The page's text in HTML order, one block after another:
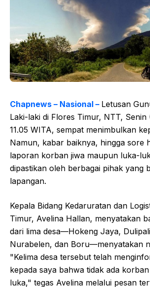
Chapnews – Nasional – Letusan
Laki-laki di Flores Timur, NTT,
11.05 WITA, sempat menimbulkan
Namun, kabar baiknya, hingga sore
laporan korban jiwa maupun luka-
dipastikan oleh berbagai pihak yang
lapangan.
Kepala Bidang Kedaruratan dan
Timur, Avelina Hallan, menyatakan
dari lima desa—Hokeng Jaya,
Nurabelen, dan Boru—menyatakan
"Kelima desa tersebut telah
kepada saya bahwa tidak ada
luka," tegas Avelina melalui pesan